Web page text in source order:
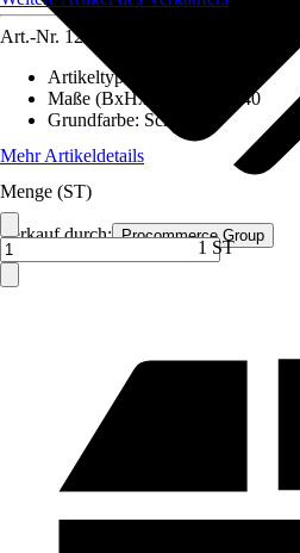
Verkauf durch: Procommerce Group
Art.-Nr. 12591692
Artikeltyp
Maße (BxHxT)
80x180x40
Grundfarbe: Schwarz
Mehr Artikeldetails
Menge (ST)
1 ST